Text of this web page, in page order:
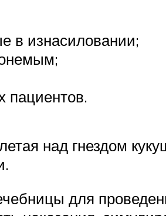
в изнасиловании;
пациентов.
над гнездом
для